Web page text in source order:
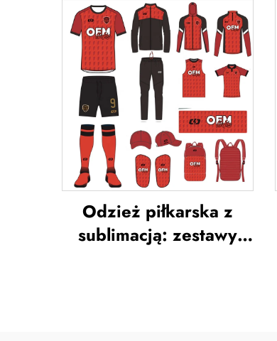
usługa OEM,
indywidualne koszulki
piłkarskie, zestawy
jednolitych strojów
piłkarskich,
sublimowane koszulki
piłkarskie
Odzież piłkarska z
sublimacją: zestawy